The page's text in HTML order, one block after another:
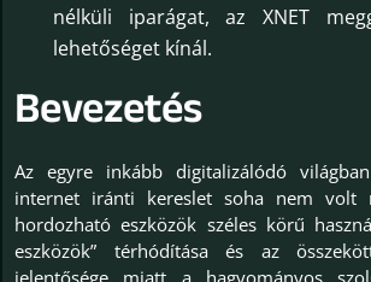
nélküli iparágat, az XNET
lehetőséget kínál.
Bevezetés
Az egyre inkább digitalizálódó
internet iránti kereslet soha nem volt
hordozható eszközök széles körű
eszközök” térhódítása és az